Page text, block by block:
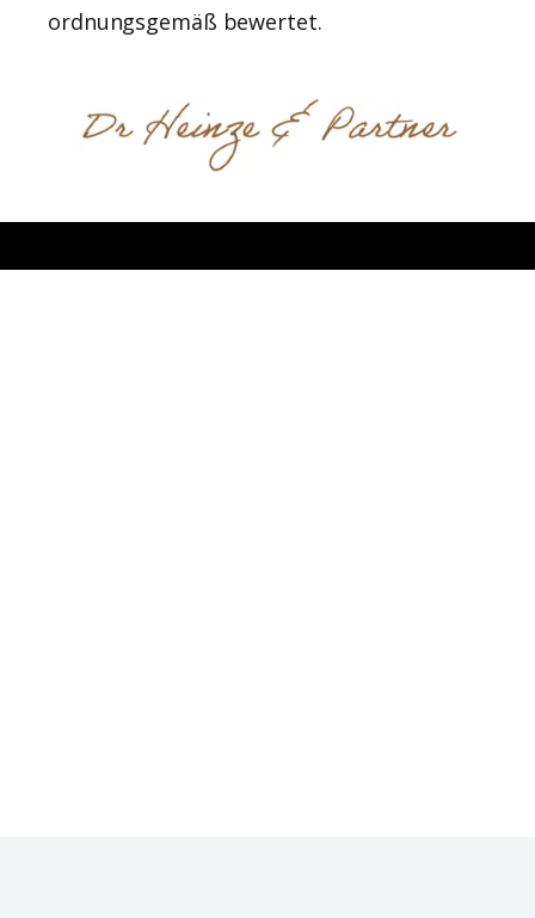
ordnungsgemäß bewertet.